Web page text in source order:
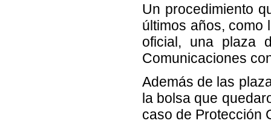
Un procedimiento
últimos años, como
oficial, una plaza
Comunicaciones
Además de las
la bolsa que
caso de Protección